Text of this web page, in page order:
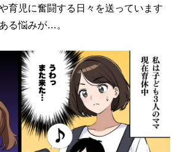
育児に奮闘する日々を送っています
る悩みが…。